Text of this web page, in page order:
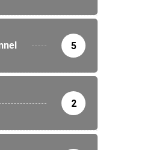
5
2